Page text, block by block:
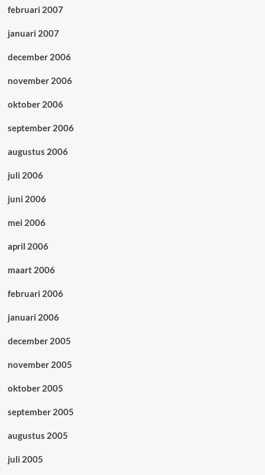
februari 2007
januari 2007
december 2006
november 2006
oktober 2006
september 2006
augustus 2006
juli 2006
juni 2006
mei 2006
april 2006
maart 2006
februari 2006
januari 2006
december 2005
november 2005
oktober 2005
september 2005
augustus 2005
juli 2005